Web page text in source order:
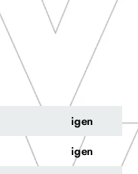
igen
igen